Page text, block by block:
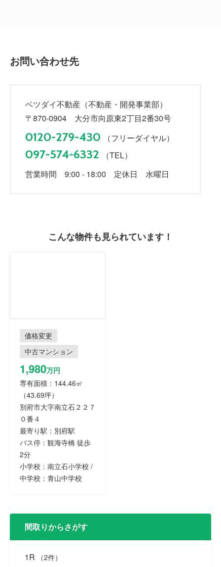
お問い合わせ先
ベツダイ不動産（不動産・開発事業部）
〒870-0904 大分市向原東2丁目2番30号
0120-279-430 （フリーダイヤル）
097-574-6332
（TEL）
営業時間 9:00 - 18:00 定休日 水曜日
こんな物件も見られています！
価格変更
中古マンション
1,980万円
専有面積：144.46㎡
（43.69坪）
別府市大字南立石２２７
０番４
最寄り駅：別府駅
バス停：観海寺橋 徒歩
2分
小学校：南立石小学校 /
中学校：青山中学校
間取りからさがす
1R （2件）